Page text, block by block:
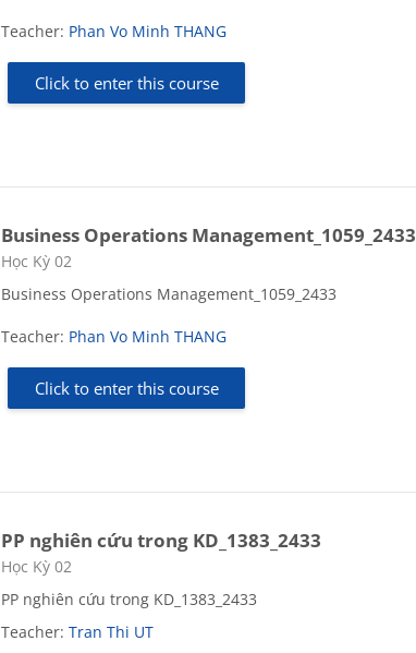
Teacher: Phan Vo Minh THANG
Click to enter this course
Business Operations Management_1059_2433
Course category
Học Kỳ 02
Business Operations Management_1059_2433
Teacher: Phan Vo Minh THANG
Click to enter this course
PP nghiên cứu trong KD_1383_2433
Course category
Học Kỳ 02
PP nghiên cứu trong KD_1383_2433
Teacher:Tran Thi UT